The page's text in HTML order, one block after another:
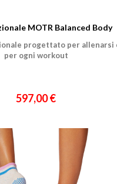
al trattamento dati
MOTR Balanced Body
progettato per allenarsi
per ogni workout
597,00 €